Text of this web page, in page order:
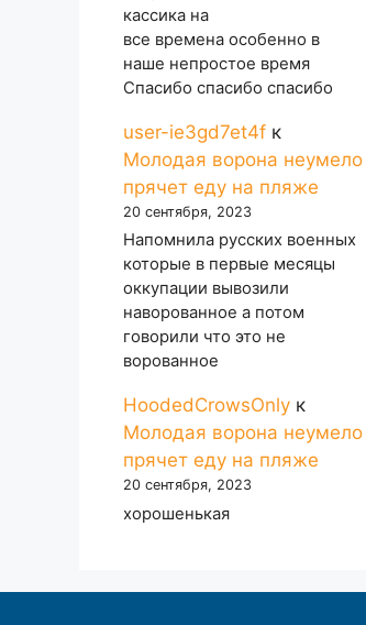
кассика на
все времена особенно в
наше непростое время
Спасибо спасибо спасибо
user-ie3gd7et4f к
Молодая ворона неумело
прячет еду на пляже
20 сентября, 2023
Напомнила русских военных
которые в первые месяцы
оккупации вывозили
наворованное а потом
говорили что это не
ворованное
HoodedCrowsOnly к
Молодая ворона неумело
прячет еду на пляже
20 сентября, 2023
хорошенькая